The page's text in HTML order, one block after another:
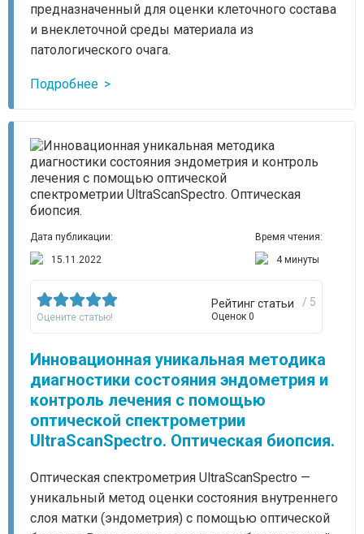
предназначенный для оценки клеточного состава
и внеклеточной среды материала из
патологического очага.
Подробнее
Дата публикации:
15.11.2022
Время чтения:
4 минуты
Оцените статью!
Рейтинг статьи / 5
Оценок 0
Инновационная уникальная методика
диагностики состояния эндометрия и
контроль лечения с помощью
оптической спектрометрии
UltraScanSpectro. Оптическая биопсия.
Оптическая спектрометрия UltraScanSpectro —
уникальный метод оценки состояния внутреннего
слоя матки (эндометрия) с помощью оптической